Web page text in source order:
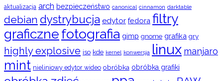
aktualizacja arch bezpieczeństwo canonical cinnamon darktable
debian dystrybucja edytor fedora filtry
graficznefotografia gimp gnome grafika gry
highly explosive iso kde kernel konwersja linux manjaro
mint nieliniowy edytor wideo obróbka obróbka grafiki